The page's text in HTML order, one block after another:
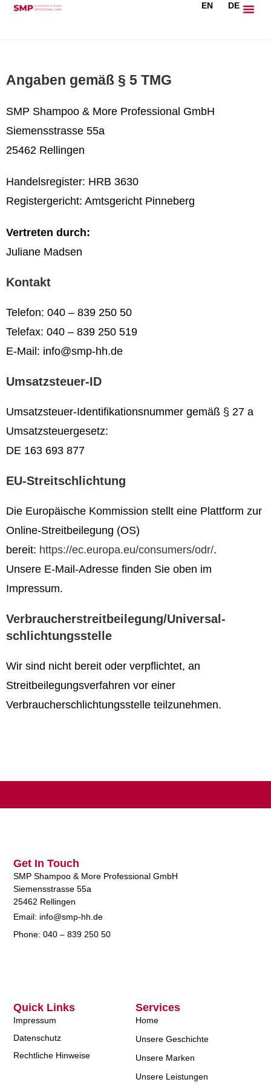
springen
EN DE
Angaben gemäß § 5 TMG
SMP Shampoo & More Professional GmbH
Siemensstrasse 55a
25462 Rellingen
Handelsregister: HRB 3630
Registergericht: Amtsgericht Pinneberg
Vertreten durch:
Juliane Madsen
Kontakt
Telefon: 040 – 839 250 50
Telefax: 040 – 839 250 519
E-Mail: info@smp-hh.de
Umsatzsteuer-ID
Umsatzsteuer-Identifikationsnummer gemäß § 27 a
Umsatzsteuergesetz:
DE 163 693 877
EU-Streitschlichtung
Die Europäische Kommission stellt eine Plattform zur
Online-Streitbeilegung (OS)
bereit: https://ec.europa.eu/consumers/odr/.
Unsere E-Mail-Adresse finden Sie oben im
Impressum.
Verbraucher­streit­beilegung/Universal­
schlichtungs­stelle
Wir sind nicht bereit oder verpflichtet, an
Streitbeilegungsverfahren vor einer
Verbraucherschlichtungsstelle teilzunehmen.
Services
Home
Unsere Geschichte
Unsere Marken
Unsere Leistungen
Quick Links
Impressum
Datenschutz
Rechtliche Hinweise
Get In Touch
SMP Shampoo & More Professional GmbH
Siemensstrasse 55a
25462 Rellingen
Email: info@smp-hh.de
Phone: 040 – 839 250 50